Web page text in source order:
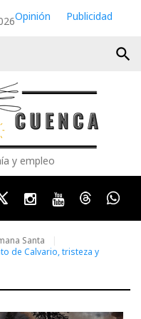
Opinión
Publicidad
search
y empleo
TwitterInstagram
YoutubeThreads
Santa
de Calvario, tristeza y